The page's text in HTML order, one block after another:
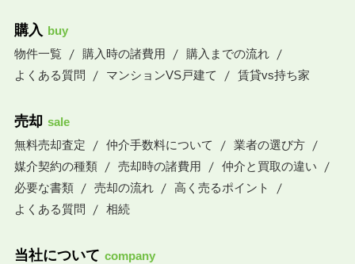
購入 buy
物件一覧
購入時の諸費用
購入までの流れ
よくある質問
マンションVS戸建て 賃貸vs持ち家
売却 sale
無料売却査定
仲介手数料について
業者の選び方
媒介契約の種類
売却時の諸費用
仲介と買取の違い
必要な書類
売却の流れ
高く売るポイント
よくある質問
相続
当社について company